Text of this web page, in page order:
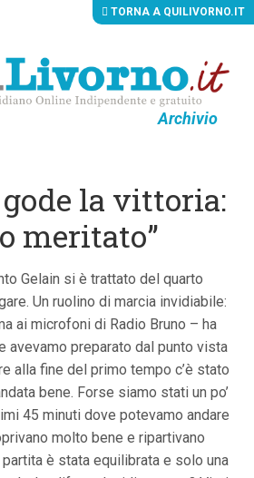
Archivio
TORNA A QUILIVORNO.IT
la vittoria:
meritato”
Gelain si è trattato del quarto
Un ruolino di marcia invidiabile:
ai microfoni di Radio Bruno – ha
avevamo preparato dal punto vista
alla fine del primo tempo c’è stato
bene. Forse siamo stati un po’
45 minuti dove potevamo andare
molto bene e ripartivano
è stata equilibrata e solo una